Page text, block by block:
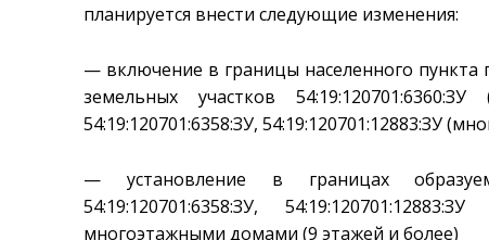
планируется внести следующие изменения:
— включение в границы населенного пункта
земельных участков
54:19:120701:6358:ЗУ, 54:19:120701:12883:ЗУ
— установление в границах
54:19:120701:6358:ЗУ,
многоэтажными домами (9 этажей и более)